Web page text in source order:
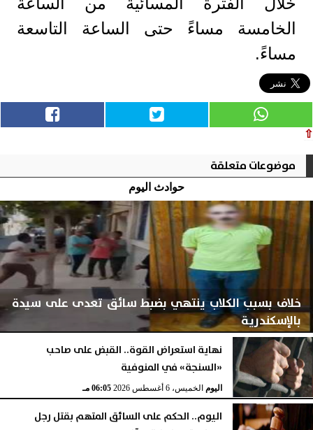
الخامسة مساءً حتى الساعة التاسعة
مساءً.
⇧
موضوعات متعلقة
حوادث اليوم
خلاف بسبب الكلاب ينتهي بضبط سائق تعدى على سيدة
بالإسكندرية
اليومالخميس، 6 أغسطس 2026 06:06 مـ
نهاية استعراض القوة.. القبض على صاحب
«السنجة» في المنوفية
اليوم الخميس، 6 أغسطس 2026 06:05 مـ
اليوم.. الحكم على السائق المتهم بقتل رجل